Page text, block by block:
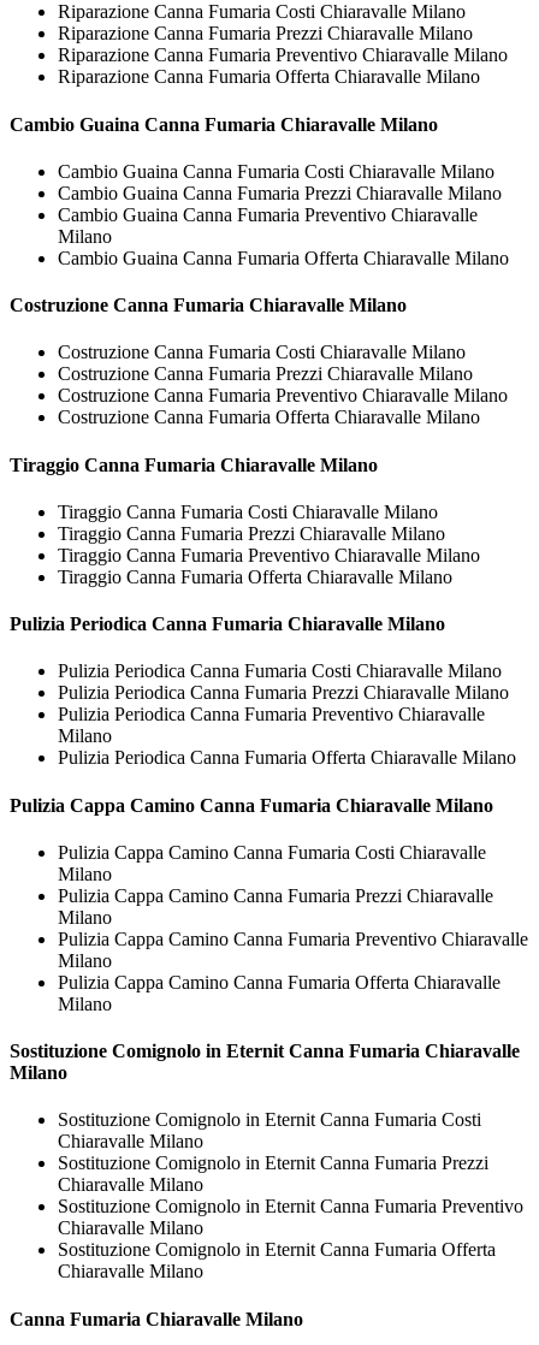
Riparazione Canna Fumaria Costi Chiaravalle Milano
Riparazione Canna Fumaria Prezzi Chiaravalle Milano
Riparazione Canna Fumaria Preventivo Chiaravalle Milano
Riparazione Canna Fumaria Offerta Chiaravalle Milano
Cambio Guaina Canna Fumaria Chiaravalle Milano
Cambio Guaina Canna Fumaria Costi Chiaravalle Milano
Cambio Guaina Canna Fumaria Prezzi Chiaravalle Milano
Cambio Guaina Canna Fumaria Preventivo Chiaravalle
Milano
Cambio Guaina Canna Fumaria Offerta Chiaravalle Milano
Costruzione Canna Fumaria Chiaravalle Milano
Costruzione Canna Fumaria Costi Chiaravalle Milano
Costruzione Canna Fumaria Prezzi Chiaravalle Milano
Costruzione Canna Fumaria Preventivo Chiaravalle Milano
Costruzione Canna Fumaria Offerta Chiaravalle Milano
Tiraggio Canna Fumaria Chiaravalle Milano
Tiraggio Canna Fumaria Costi Chiaravalle Milano
Tiraggio Canna Fumaria Prezzi Chiaravalle Milano
Tiraggio Canna Fumaria Preventivo Chiaravalle Milano
Tiraggio Canna Fumaria Offerta Chiaravalle Milano
Pulizia Periodica Canna Fumaria Chiaravalle Milano
Pulizia Periodica Canna Fumaria Costi Chiaravalle Milano
Pulizia Periodica Canna Fumaria Prezzi Chiaravalle Milano
Pulizia Periodica Canna Fumaria Preventivo Chiaravalle
Milano
Pulizia Periodica Canna Fumaria Offerta Chiaravalle Milano
Pulizia Cappa Camino Canna Fumaria Chiaravalle Milano
Pulizia Cappa Camino Canna Fumaria Costi Chiaravalle
Milano
Pulizia Cappa Camino Canna Fumaria Prezzi Chiaravalle
Milano
Pulizia Cappa Camino Canna Fumaria Preventivo Chiaravalle
Milano
Pulizia Cappa Camino Canna Fumaria Offerta Chiaravalle
Milano
Sostituzione Comignolo in Eternit Canna Fumaria Chiaravalle
Milano
Sostituzione Comignolo in Eternit Canna Fumaria Costi
Chiaravalle Milano
Sostituzione Comignolo in Eternit Canna Fumaria Prezzi
Chiaravalle Milano
Sostituzione Comignolo in Eternit Canna Fumaria Preventivo
Chiaravalle Milano
Sostituzione Comignolo in Eternit Canna Fumaria Offerta
Chiaravalle Milano
Canna Fumaria Chiaravalle Milano